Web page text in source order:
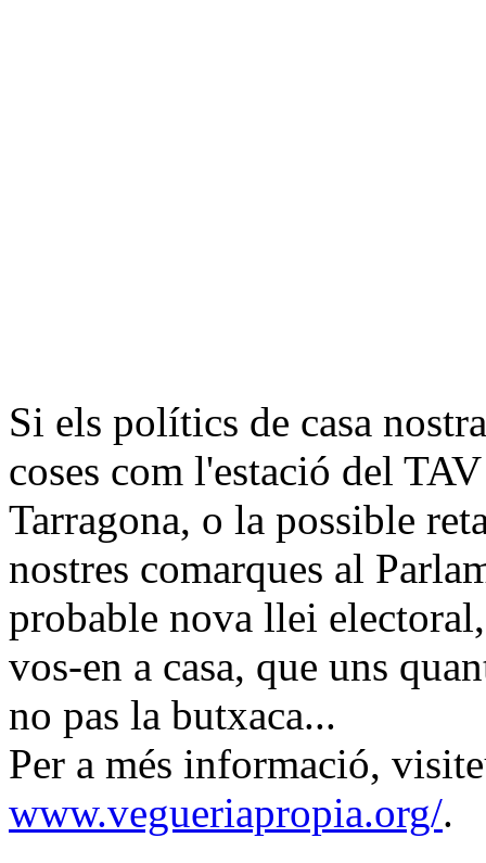
Si els polítics de casa
coses com l'estació del
Tarragona, o la possible
nostres comarques al
probable nova llei
vos-en a casa, que uns
no pas la butxaca...
Per a més informació,
www.vegueriapropia.org/.